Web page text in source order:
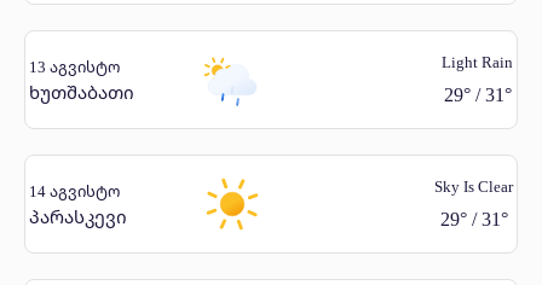
13 აგვისტო
ხუთშაბათი
Light Rain
29°/31°
14 აგვისტო
პარასკევი
Sky Is Clear
29°/31°